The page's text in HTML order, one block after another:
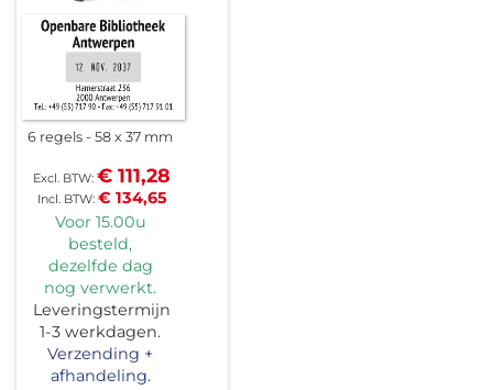
6 regels 58 x 37 mm
€ 134,65
€ 111,28
Voor 15.00u
besteld,
dezelfde dag
nog verwerkt.
Leveringstermijn
1-3 werkdagen.
Verzending +
afhandeling.